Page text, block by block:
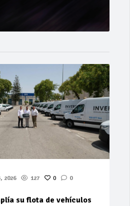
2026 127 0 0
su flota de vehículos